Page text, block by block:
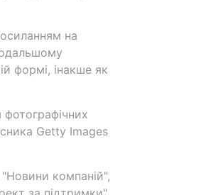
на
формі, інакше як
Getty Images
компаній",